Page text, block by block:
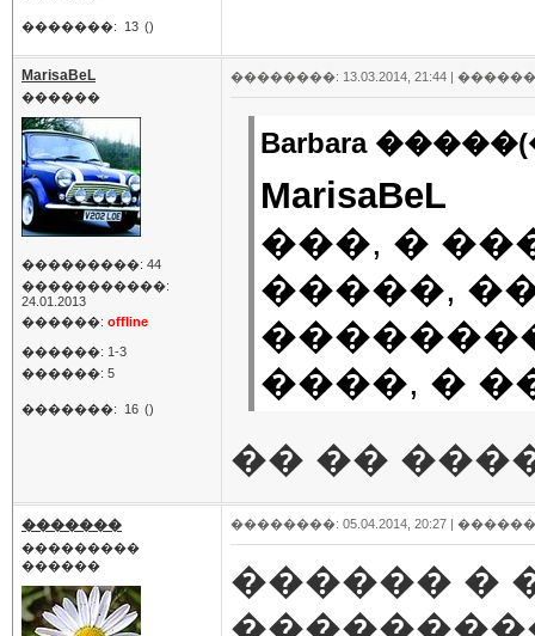
�������: 13 ()
MarisaBeL
������
���������: 44
�����������:
24.01.2013
������: offline
������: 1-3
������: 5
�������: 16 ()
��������: 13.03.2014, 21:44 |
Barbara
MarisaBeL
���, �
�����,
����, �
�� ��
�������
���������
������
��������: 05.04.2014, 20:27 |
������ �